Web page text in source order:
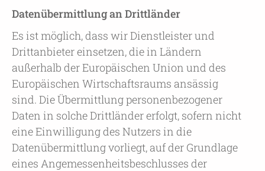
Datenübermittlung an Drittländer
Es ist möglich, dass wir Dienstleister und
Drittanbieter einsetzen, die in Ländern
außerhalb der Europäischen Union und des
Europäischen Wirtschaftsraums ansässig
sind. Die Übermittlung personenbezogener
Daten in solche Drittländer erfolgt, sofern nicht
eine Einwilligung des Nutzers in die
Datenübermittlung vorliegt, auf der Grundlage
eines Angemessenheitsbeschlusses der